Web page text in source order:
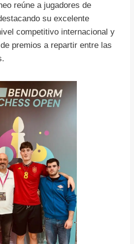
reúne a jugadores de
su excelente
competitivo internacional y
premios a repartir entre las